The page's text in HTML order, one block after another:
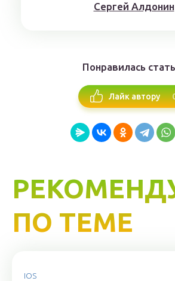
Сергей Алдонин
Понравилась
Лайк автору
ПО ТЕМЕ
IOS